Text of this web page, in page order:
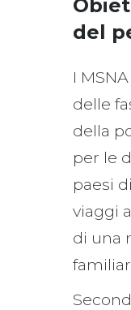
del
I
delle
della
per le
paesi
viaggi
di una